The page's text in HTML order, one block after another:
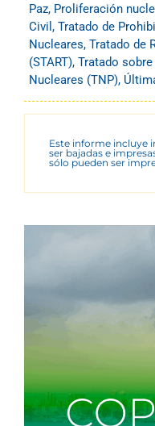
Paz, Proliferación
Civil , Tratado de
Nucleares, Tratado de
(START), Tratado
Nucleares (TNP),
Este informe incluye
ser bajadas e
sólo pueden ser